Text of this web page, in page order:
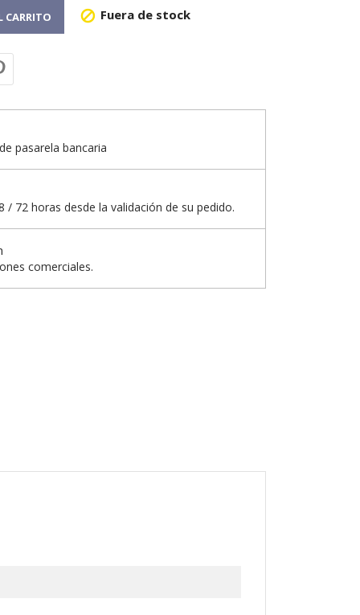
CARRITO  Fuera de stock
pasarela bancaria
/ 72 horas desde la validación de su pedido.
comerciales.